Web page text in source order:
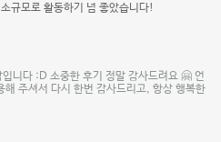
규모로 활동하기 넘 좋았습니다!
니다 :D 소중한 후기 정말 감사드려요 🤗 언
주셔서 다시 한번 감사드리고, 항상 행복한